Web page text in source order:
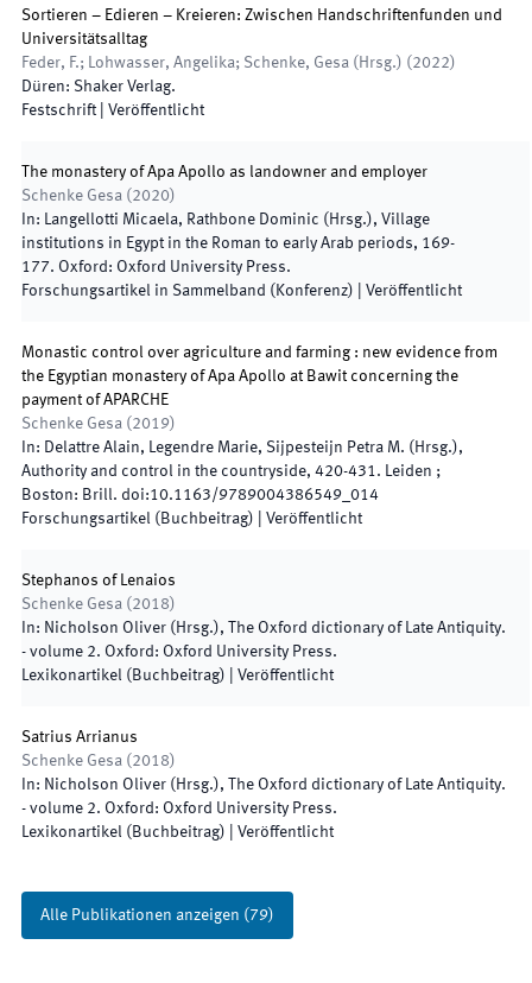
Sortieren – Edieren – Kreieren: Zwischen Handschriftenfunden und
Universitätsalltag
Feder, F.; Lohwasser, Angelika; Schenke, Gesa ( Hrsg.) ( 2022)
Düren: Shaker Verlag.
Festschrift
Veröffentlicht
The monastery of Apa Apollo as landowner and employer
Schenke Gesa ( 2020)
In: Langellotti Micaela, Rathbone Dominic ( Hrsg.), Village
institutions in Egypt in the Roman to early Arab periods, 169-
177. Oxford: Oxford University Press.
Forschungsartikel in Sammelband (Konferenz)
Veröffentlicht
Monastic control over agriculture and farming : new evidence from
the Egyptian monastery of Apa Apollo at Bawit concerning the
payment of APARCHE
Schenke Gesa ( 2019)
In: Delattre Alain, Legendre Marie, Sijpesteijn Petra M. ( Hrsg.),
Authority and control in the countryside, 420-431. Leiden ;
Boston: Brill. doi:10.1163/9789004386549_014
Forschungsartikel (Buchbeitrag)
Veröffentlicht
Stephanos of Lenaios
Schenke Gesa ( 2018)
In: Nicholson Oliver ( Hrsg.),
The Oxford dictionary of Late Antiquity.
- volume 2. Oxford: Oxford University Press.
Lexikonartikel (Buchbeitrag)
Veröffentlicht
Satrius Arrianus
Schenke Gesa ( 2018)
In: Nicholson Oliver ( Hrsg.),
The Oxford dictionary of Late Antiquity.
- volume 2. Oxford: Oxford University Press.
Lexikonartikel (Buchbeitrag)
Veröffentlicht
Alle Publikationen anzeigen (79)